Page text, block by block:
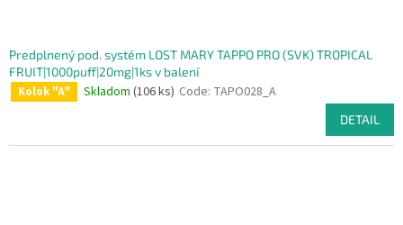
Predplnený pod. systém LOST MARY TAPPO PRO (SVK) TROPICAL
FRUIT|1000puff|20mg|1ks v balení
Kolok "A" Skladom (106 ks) Code: TAPO028_A
DETAIL